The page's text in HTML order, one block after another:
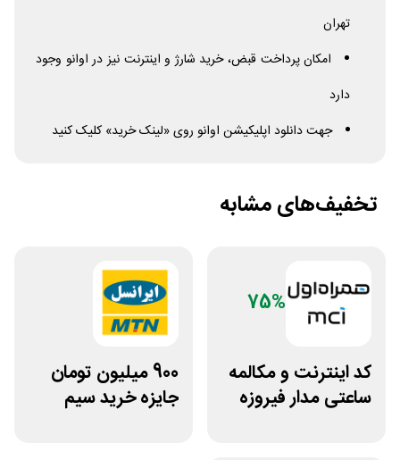
تهران
امکان پرداخت قبض، خرید شارژ و اینترنت نیز در اوانو وجود
دارد
جهت دانلود اپلیکیشن اوانو روی «لینک خرید» کلیک کنید
تخفیف‌های مشابه
75%
کد اینترنت و مکالمه
ساعتی مدار فیروزه
900 میلیون تومان
جایزه خرید سیم